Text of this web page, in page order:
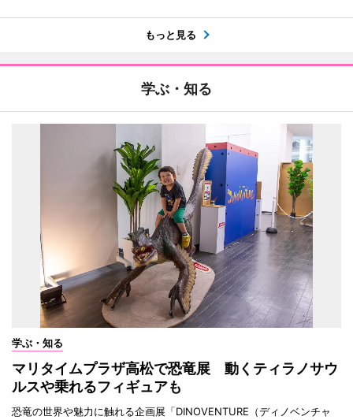
もっと見る
学ぶ・知る
学ぶ・知る
マリタイムプラザ高松で恐竜展 動くティラノサウ
ルスや乗れるフィギュアも
恐竜の世界や魅力に触れる企画展「DINOVENTURE（ディノベンチャ